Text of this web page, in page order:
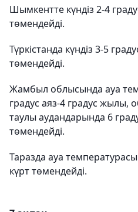
Шымкентте күндіз 2-4
төмендейді.
Түркістанда күндіз 3-5
төмендейді.
Жамбыл облысында ауа
градус аяз-4 градус жылы,
таулы аудандарында 6
төмендейді.
Таразда ауа
күрт төмендейді.